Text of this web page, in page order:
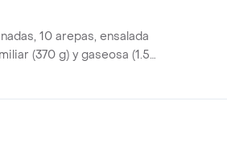
10 arepas, ensalada
(370 g) y gaseosa (1.5